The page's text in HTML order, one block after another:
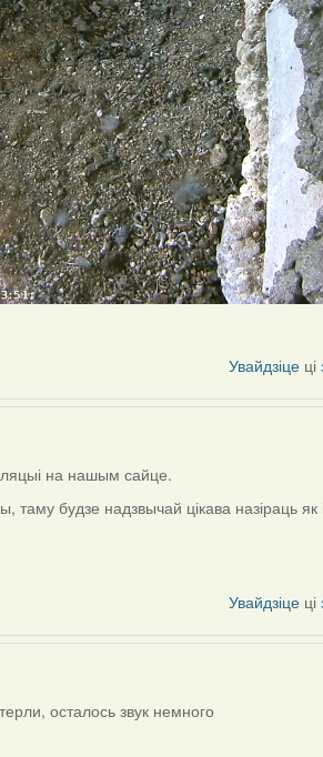
Увайдзіце ці
на нашым сайце.
будзе надзвычай цікава назіраць
Увайдзіце ці
осталось звук немного